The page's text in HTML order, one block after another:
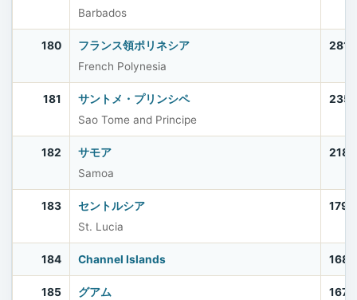
Barbados
180
フランス領ポリネシア
French Polynesia
181
サントメ・プリンシペ
Sao Tome and Principe
182
サモア
Samoa
183
セントルシア
St. Lucia
184 Channel Islands
185
グアム